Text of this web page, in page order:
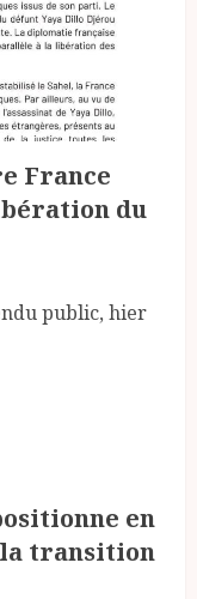
France
du
public, hier
en
transition